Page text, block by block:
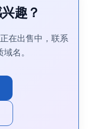
趣？
正在出售中，联系
名。